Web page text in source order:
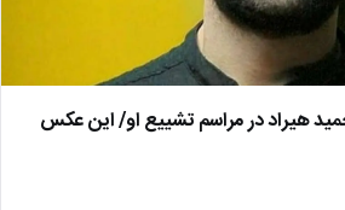
هیراد در مراسم تشییع او/ این عکس